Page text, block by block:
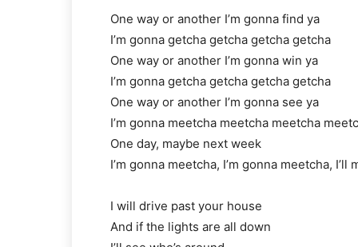
One way or another I’m gonna find ya
I’m gonna getcha getcha getcha getcha
One way or another I’m gonna win ya
I’m gonna getcha getcha getcha getcha
One way or another I’m gonna see ya
I’m gonna meetcha meetcha meetcha
One day, maybe next week
I’m gonna meetcha, I’m gonna meetcha, I’ll
I will drive past your house
And if the lights are all down